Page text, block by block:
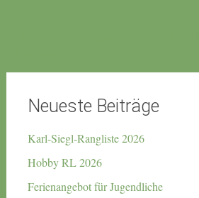
Neueste Beiträge
Karl-Siegl-Rangliste 2026
Hobby RL 2026
Ferienangebot für Jugendliche